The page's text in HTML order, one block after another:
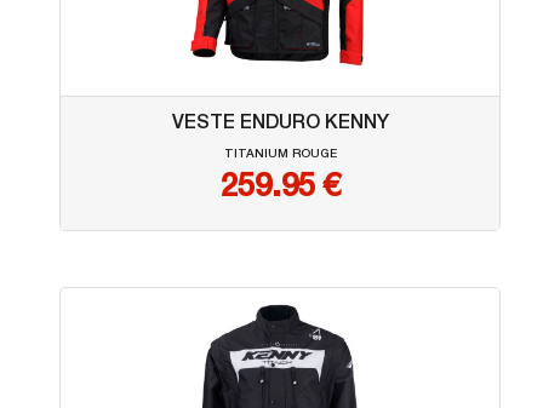
VESTE ENDURO KENNY
TITANIUM ROUGE
259.95€